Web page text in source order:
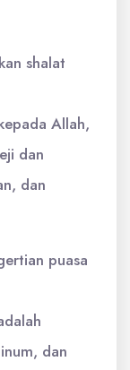
shalat
Allah,
dan
dan
puasa
dan